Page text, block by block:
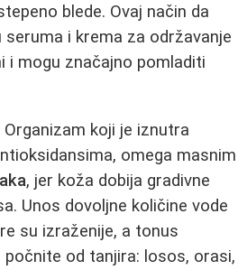
blede. Ovaj način da
i krema za održavanje
i mogu značajno pomladiti
koji je iznutra
omega masnim
, jer koža dobija gradivne
Unos dovoljne količine vode
su izraženije, a tonus
počnite od tanjira: losos, orasi,